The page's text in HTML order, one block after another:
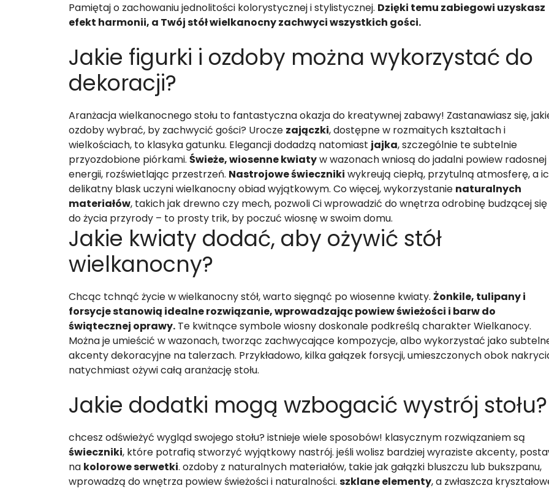
Pamiętaj o zachowaniu jednolitości kolorystycznej i stylistycznej. Dzięki temu zabiegowi uzyskasz
efekt harmonii, a Twój stół wielkanocny zachwyci wszystkich gości.
Jakie figurki i ozdoby można wykorzystać do
dekoracji?
Aranżacja wielkanocnego stołu to fantastyczna okazja do kreatywnej zabawy! Zastanawiasz się,
ozdoby wybrać, by zachwycić gości? Urocze zajączki, dostępne w rozmaitych kształtach i
wielkościach, to klasyka gatunku. Elegancji dodadzą natomiast jajka, szczególnie te subtelnie
przyozdobione piórkami. Świeże, wiosenne kwiatyw wazonach wniosą do jadalni powiew radosnej
energii, rozświetlając przestrzeń. Nastrojowe świeczniki wykreują ciepłą, przytulną atmosferę, a
delikatny blask uczyni wielkanocny obiad wyjątkowym. Co więcej, wykorzystanie naturalnych
materiałów, takich jak drewno czy mech, pozwoli Ci wprowadzić do wnętrza odrobinę budzącej się
do życia przyrody – to prosty trik, by poczuć wiosnę w swoim domu.
Jakie kwiaty dodać, aby ożywić stół
wielkanocny?
Chcąc tchnąć życie w wielkanocny stół, warto sięgnąć po wiosenne kwiaty. Żonkile, tulipany i
forsycje stanowią idealne rozwiązanie, wprowadzając powiew świeżości i barw do
świątecznej oprawy. Te kwitnące symbole wiosny doskonale podkreślą charakter Wielkanocy.
Można je umieścić w wazonach, tworząc zachwycające kompozycje, albo wykorzystać jako
akcenty dekoracyjne na talerzach. Przykładowo, kilka gałązek forsycji, umieszczonych obok
natychmiast ożywi całą aranżację stołu.
Jakie dodatki mogą wzbogacić wystrój stołu?
chcesz odświeżyć wygląd swojego stołu? istnieje wiele sposobów! klasycznym rozwiązaniem są
świeczniki, które potrafią stworzyć wyjątkowy nastrój. jeśli wolisz bardziej wyraziste akcenty,
na kolorowe serwetki. ozdoby z naturalnych materiałów, takie jak gałązki bluszczu lub bukszpanu,
wprowadzą do wnętrza powiew świeżości i naturalności. szklane elementy, a zwłaszcza